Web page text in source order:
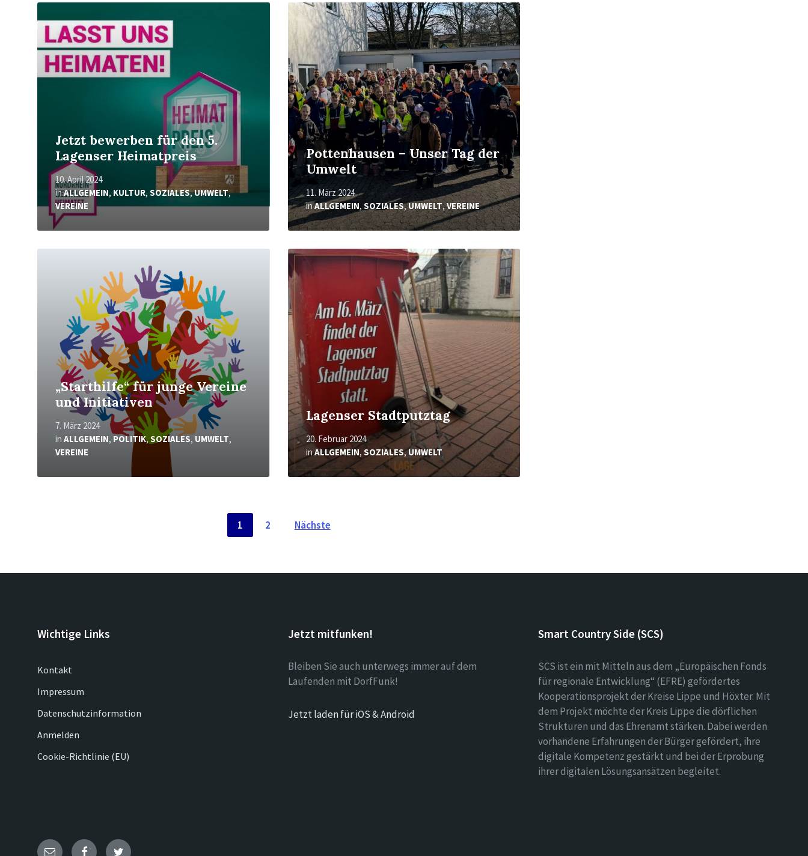
Jetzt bewerben für den 5.
Lagenser Heimatpreis
10. April 2024
inALLGEMEIN, KULTUR, SOZIALES,UMWELT,
VEREINE
Mehr
erfahren
Pottenhausen – Unser Tag der
Umwelt
11. März 2024
inALLGEMEIN, SOZIALES,UMWELT,VEREINE
Mehr
erfahren
„Starthilfe“ für junge Vereine
und Initiativen
7. März 2024
in ALLGEMEIN, POLITIK, SOZIALES, UMWELT,
VEREINE
Mehr
Lagenser Stadtputztag
20. Februar 2024
inALLGEMEIN, SOZIALES,UMWELT
Mehr
erfahren
Beiträge
1 2 Nächste
Wichtige Links
Kontakt
Impressum
Datenschutzinformation
Anmelden
Cookie-Richtlinie (EU)
Jetzt mitfunken!
Bleiben Sie auch unterwegs immer auf dem
Laufenden mit DorfFunk!
Jetzt laden für iOS & Android
Smart Country Side (SCS)
SCS ist ein mit Mitteln aus dem „Europäischen Fonds
für regionale Entwicklung“ (EFRE) gefördertes
Kooperationsprojekt der Kreise Lippe und Höxter. Mit
dem Projekt möchte der Kreis Lippe die dörflichen
Strukturen und das Ehrenamt stärken. Dabei werden
vorhandene Erfahrungen der Bürger gefördert, ihre
digitale Kompetenz gestärkt und bei der Erprobung
ihrer digitalen Lösungsansätzen begleitet.
E- FacebookTwitter